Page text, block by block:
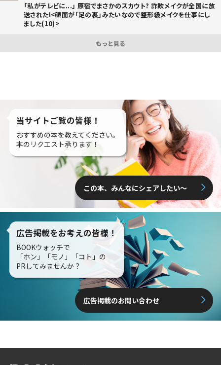
「私がテレビに...」 原宿でまさかのスカウト? 詐欺メイクが全国に放
送された!<顔面が「足の裏」みたいなので整形級メイクを仕事にし
ました(10)>
もっと見る
当サイトご覧の皆様！
おすすめの本を教えてください。
本のリクエスト承ります！
この本、みんなにシェアしたい〜
広告掲載をお考えの皆様！
BOOKウォッチで
「ホン」「モノ」「コト」の
PRしてみませんか？
広告掲載のお問い合わせ